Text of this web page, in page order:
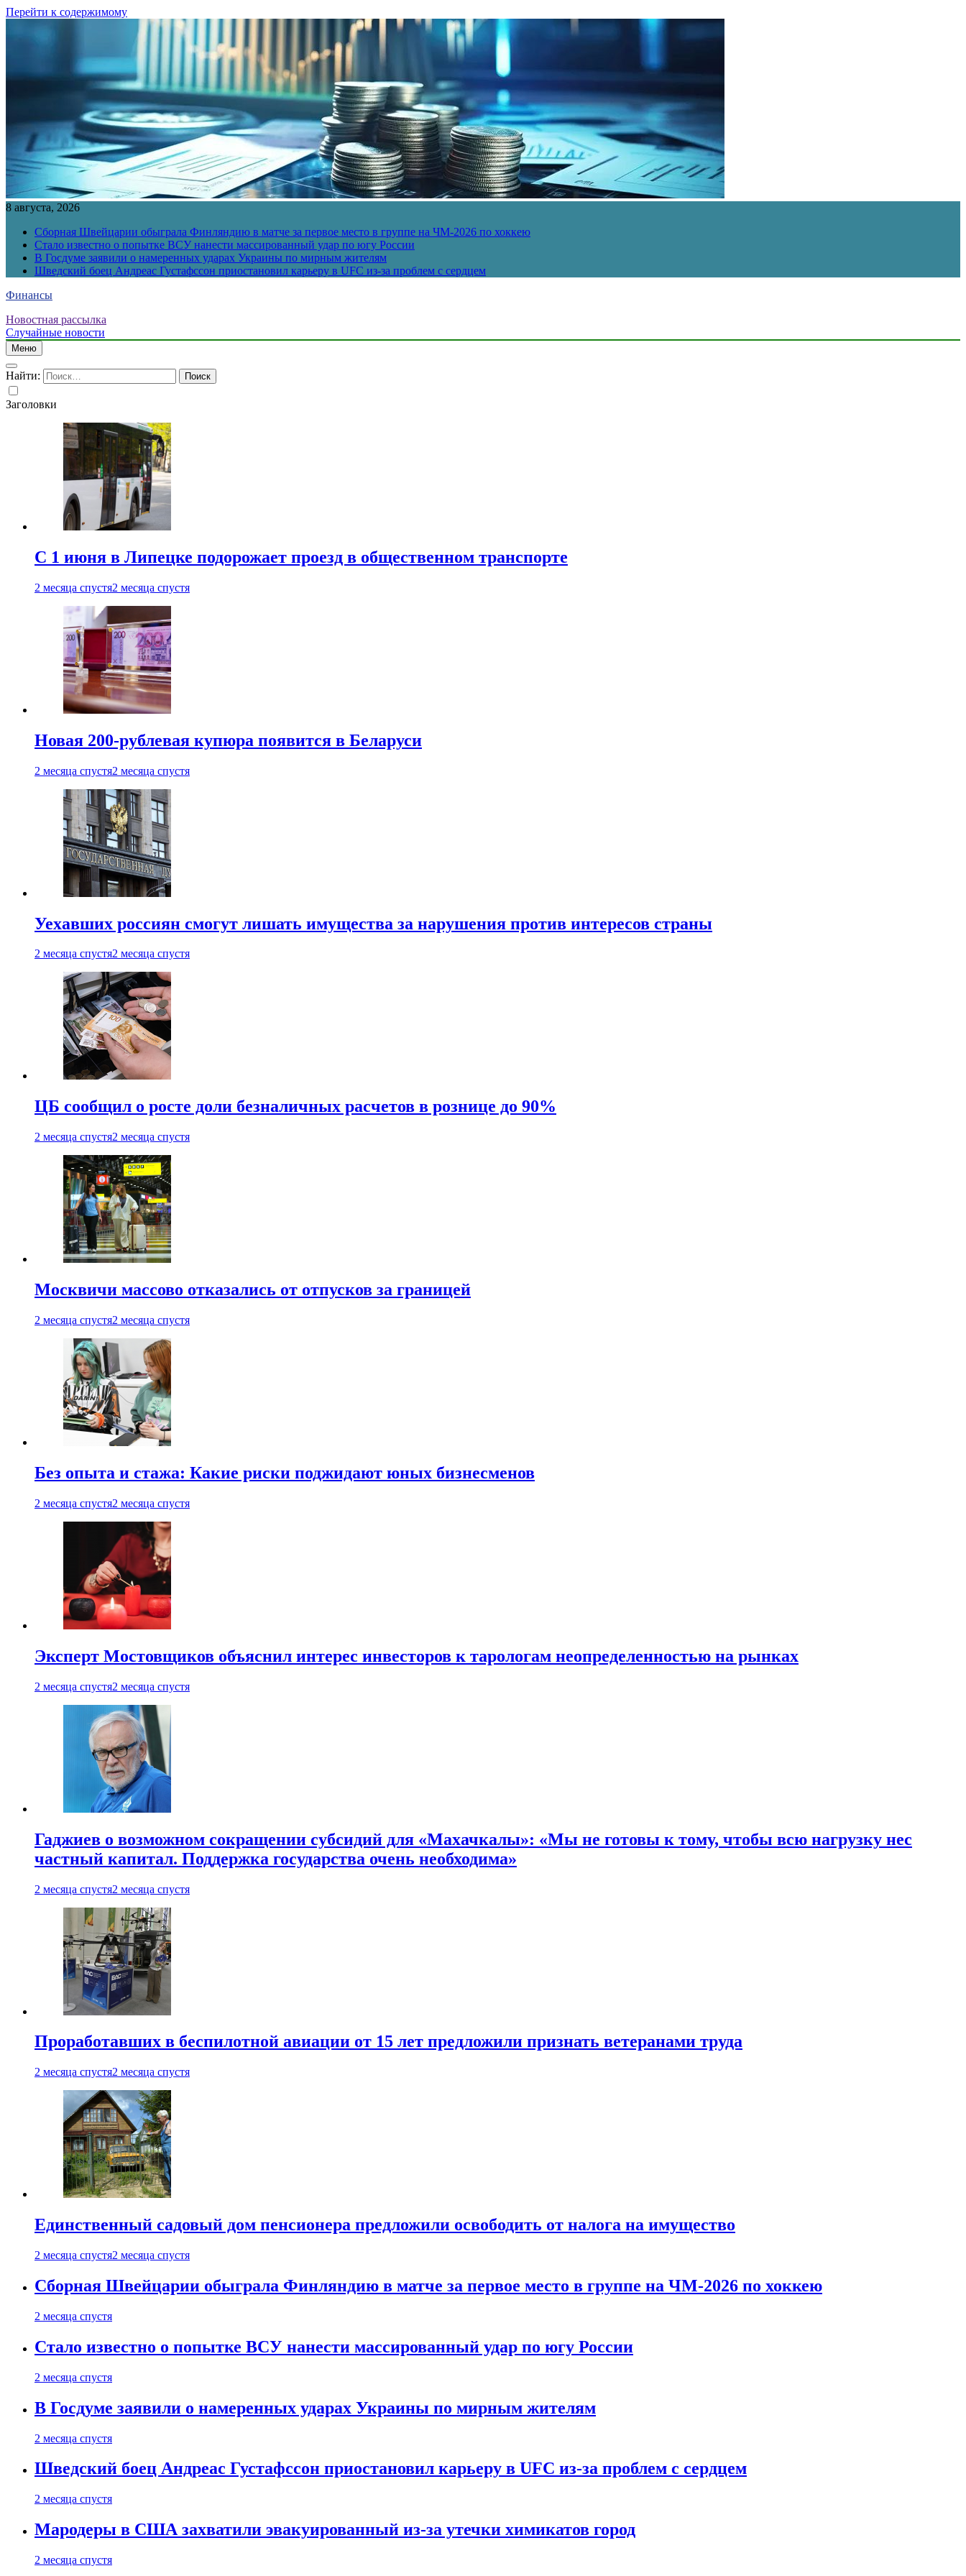
Перейти к содержимому
8 августа, 2026
Сборная Швейцарии обыграла Финляндию в матче за первое место в группе на ЧМ-2026 по хоккею
Стало известно о попытке ВСУ нанести массированный удар по югу России
В Госдуме заявили о намеренных ударах Украины по мирным жителям
Шведский боец Андреас Густафссон приостановил карьеру в UFC из-за проблем с сердцем
Финансы
Новостная рассылка
Случайные новости
Меню
Найти:
Заголовки
С 1 июня в Липецке подорожает проезд в общественном транспорте
2 месяца спустя2 месяца спустя
Новая 200-рублевая купюра появится в Беларуси
2 месяца спустя2 месяца спустя
Уехавших россиян смогут лишать имущества за нарушения против интересов страны
2 месяца спустя2 месяца спустя
ЦБ сообщил о росте доли безналичных расчетов в рознице до 90%
2 месяца спустя2 месяца спустя
Москвичи массово отказались от отпусков за границей
2 месяца спустя2 месяца спустя
Без опыта и стажа: Какие риски поджидают юных бизнесменов
2 месяца спустя2 месяца спустя
Эксперт Мостовщиков объяснил интерес инвесторов к тарологам неопределенностью на рынках
2 месяца спустя2 месяца спустя
Гаджиев о возможном сокращении субсидий для «Махачкалы»: «Мы не готовы к тому, чтобы всю нагрузку нес
частный капитал. Поддержка государства очень необходима»
2 месяца спустя2 месяца спустя
Проработавших в беспилотной авиации от 15 лет предложили признать ветеранами труда
2 месяца спустя2 месяца спустя
Единственный садовый дом пенсионера предложили освободить от налога на имущество
2 месяца спустя2 месяца спустя
Сборная Швейцарии обыграла Финляндию в матче за первое место в группе на ЧМ-2026 по хоккею
2 месяца спустя
Стало известно о попытке ВСУ нанести массированный удар по югу России
2 месяца спустя
В Госдуме заявили о намеренных ударах Украины по мирным жителям
2 месяца спустя
Шведский боец Андреас Густафссон приостановил карьеру в UFC из-за проблем с сердцем
2 месяца спустя
Мародеры в США захватили эвакуированный из-за утечки химикатов город
2 месяца спустя